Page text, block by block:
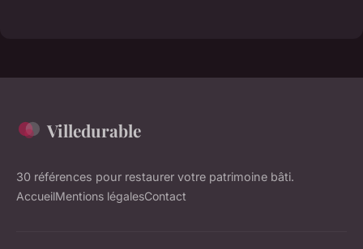
Villedurable
30 références pour restaurer votre patrimoine bâti.
AccueilMentions légalesContact